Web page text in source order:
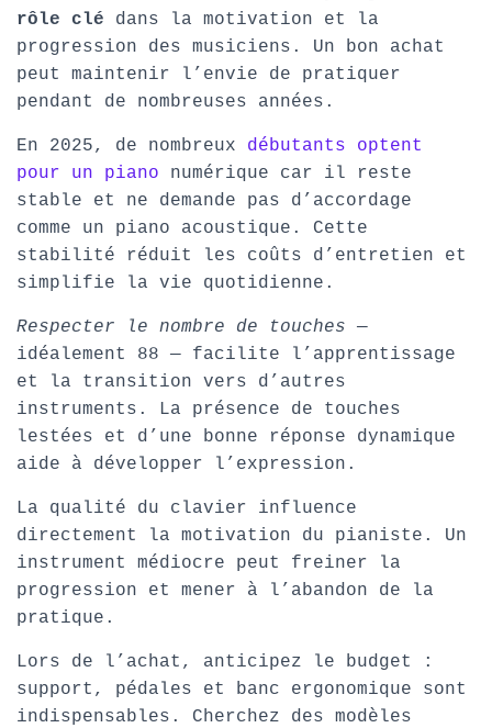
rôle clé dans la motivation et la
progression des musiciens. Un bon achat
peut maintenir l’envie de pratiquer
pendant de nombreuses années.
En 2025, de nombreux débutants optent
pour un piano numérique car il reste
stable et ne demande pas d’accordage
comme un piano acoustique. Cette
stabilité réduit les coûts d’entretien et
simplifie la vie quotidienne.
Respecter le nombre de touches —
idéalement 88 — facilite l’apprentissage
et la transition vers d’autres
instruments. La présence de touches
lestées et d’une bonne réponse dynamique
aide à développer l’expression.
La qualité du clavier influence
directement la motivation du pianiste. Un
instrument médiocre peut freiner la
progression et mener à l’abandon de la
pratique.
Lors de l’achat, anticipez le budget :
support, pédales et banc ergonomique sont
indispensables. Cherchez des modèles